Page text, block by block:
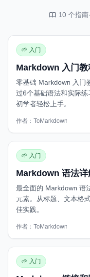
格式转换工具
🔄HTML转Markdown
📊HTML表格转
📄PDF转Markdown
编辑器和实用工具
✏️Markdown编辑器
👁️Markdown查看器
🧮计算器
10 个指南
🌱 入门
Markdown 入门教
零基础 Markdown 入门
过6个基础语法和实际
初学者轻松上手。
作者： ToMarkdown
https://
🌱 入门
Markdown 语法详
最全面的 Markdown 语
元素。从标题、文本格
佳实践。
作者： ToMarkdown
https://
🌱 入门